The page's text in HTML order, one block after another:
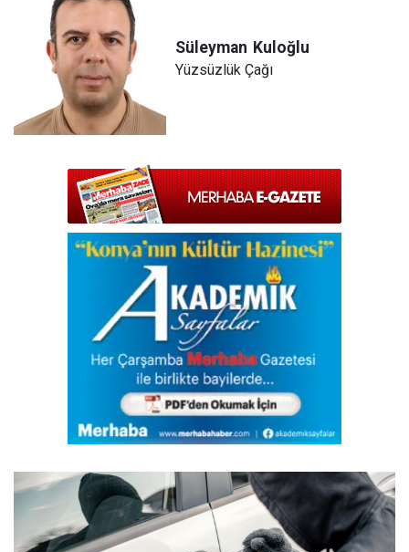
Süleyman Kuloğlu
Yüzsüzlük Çağı